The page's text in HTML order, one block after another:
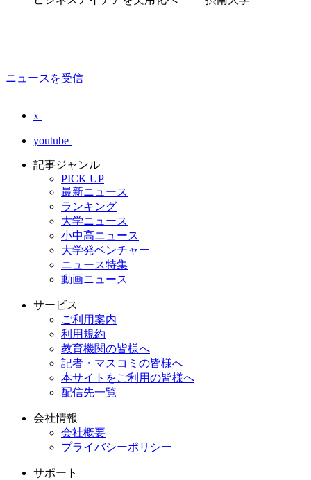
ニュースを受信
x
youtube
記事ジャンル
PICK UP
最新ニュース
ランキング
大学ニュース
小中高ニュース
大学発ベンチャー
ニュース特集
動画ニュース
サービス
ご利用案内
利用規約
教育機関の皆様へ
記者・マスコミの皆様へ
本サイトをご利用の皆様へ
配信先一覧
会社情報
会社概要
プライバシーポリシー
サポート